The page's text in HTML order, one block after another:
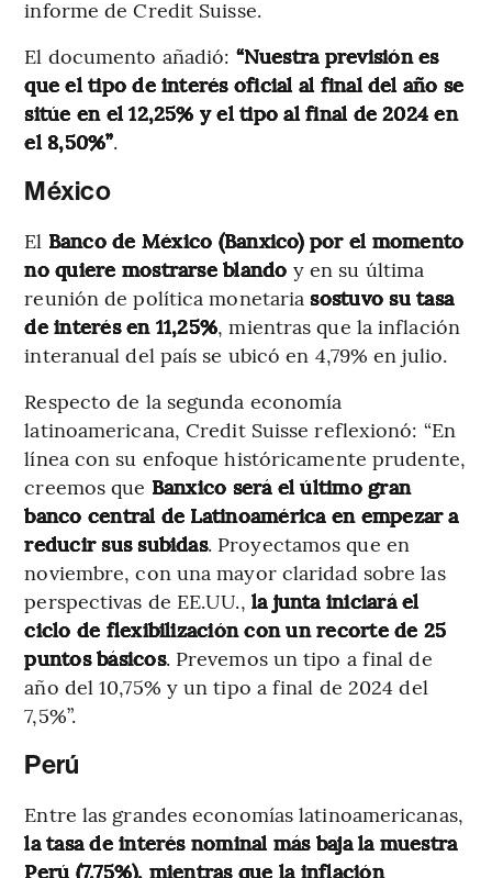
informe de Credit Suisse.
El documento añadió: “Nuestra previsión es
que el tipo de interés oficial al final del año se
sitúe en el 12,25% y el tipo al final de 2024 en
el 8,50%”.
México
El Banco de México (Banxico) por el momento
no quiere mostrarse blando y en su última
reunión de política monetariasostuvo su tasa
de interés en 11,25%, mientras que la inflación
interanual del país se ubicó en 4,79% en julio.
Respecto de la segunda economía
latinoamericana, Credit Suisse reflexionó: “En
línea con su enfoque históricamente prudente,
creemos que Banxico será el último gran
banco central de Latinoamérica en empezar a
reducir sus subidas. Proyectamos que en
noviembre, con una mayor claridad sobre las
perspectivas de EE.UU., la junta iniciará el
ciclo de flexibilización con un recorte de 25
puntos básicos. Prevemos un tipo a final de
año del 10,75% y un tipo a final de 2024 del
7,5%”.
Perú
Entre las grandes economías latinoamericanas,
la tasa de interés nominal más baja la muestra
Perú (7,75%), mientras que la inflación